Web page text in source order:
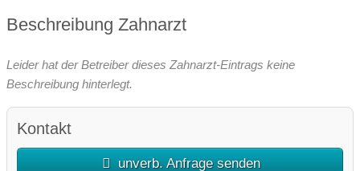
Beschreibung Zahnarzt
Leider hat der Betreiber dieses Zahnarzt-Eintrags keine
Beschreibung hinterlegt.
Kontakt
unverb. Anfrage senden